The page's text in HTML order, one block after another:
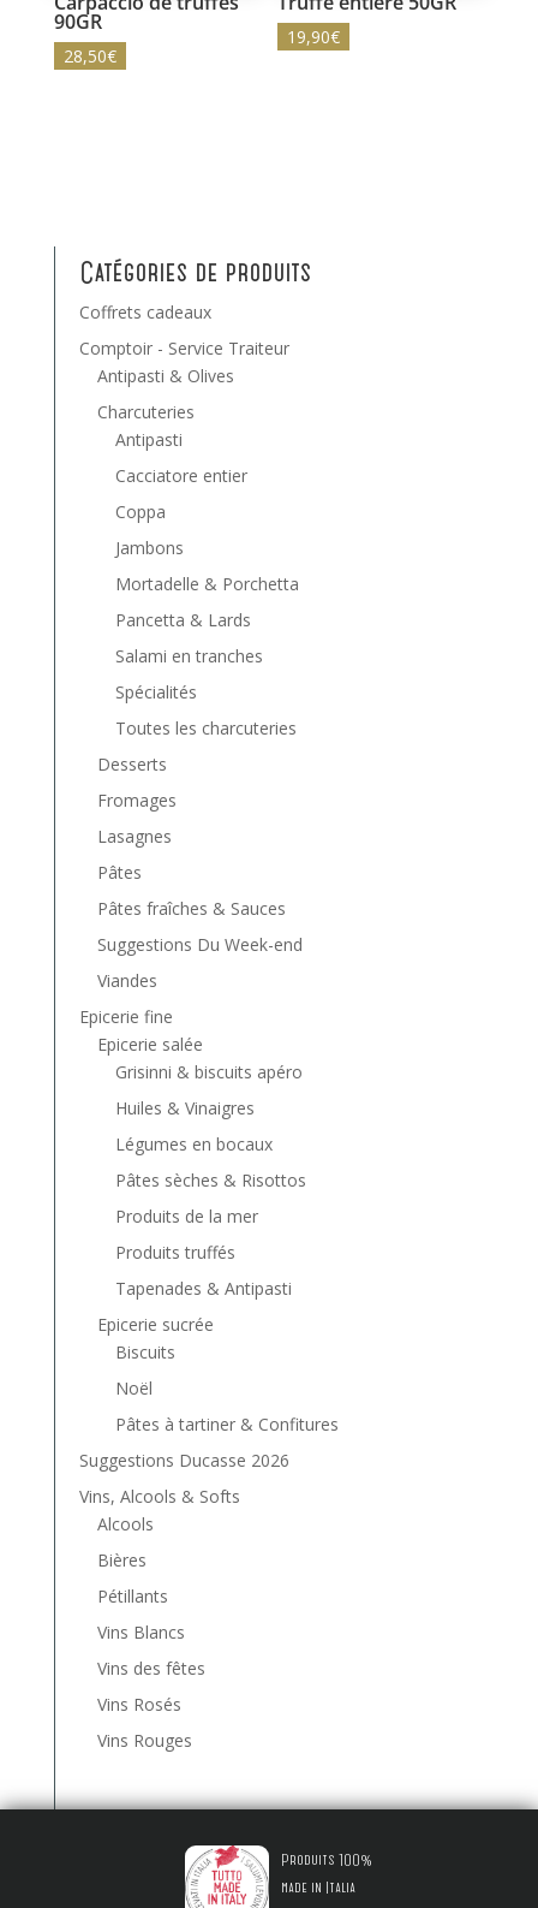
90GR
28,50€
19,90€
Catégories de produits
Coffrets cadeaux
Comptoir - Service Traiteur
Antipasti & Olives
Charcuteries
Antipasti
Cacciatore entier
Coppa
Jambons
Mortadelle & Porchetta
Pancetta & Lards
Salami en tranches
Spécialités
Toutes les charcuteries
Desserts
Fromages
Lasagnes
Pâtes
Pâtes fraîches & Sauces
Suggestions Du Week-end
Viandes
Epicerie fine
Epicerie salée
Grisinni & biscuits apéro
Huiles & Vinaigres
Légumes en bocaux
Pâtes sèches & Risottos
Produits de la mer
Produits truffés
Tapenades & Antipasti
Epicerie sucrée
Biscuits
Noël
Pâtes à tartiner & Confitures
Suggestions Ducasse 2026
Vins, Alcools & Softs
Alcools
Bières
Pétillants
Vins Blancs
Vins des fêtes
Vins Rosés
Vins Rouges
Produits 100%
made in Italia